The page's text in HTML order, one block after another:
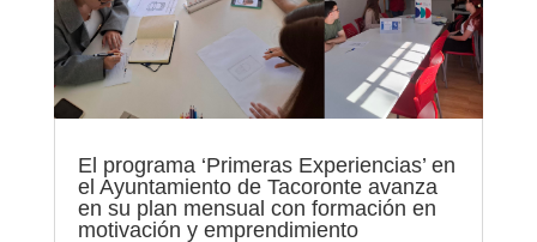
El programa ‘Primeras Experiencias’ en
el Ayuntamiento de Tacoronte avanza
en su plan mensual con formación en
motivación y emprendimiento